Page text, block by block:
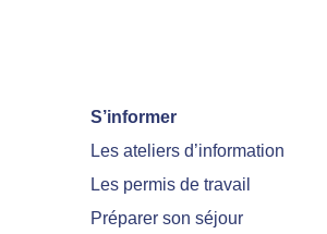
S’informer
Les ateliers d’information
Les permis de travail
Préparer son séjour